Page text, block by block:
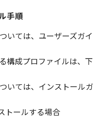
デート
店、並びにキヤノン
による「本ソフトウ
と、および「本ソフ
デート、バグの修正
とについて、いかな
ません。
手順
いては、ユーザーズガイ
構成プロファイルは、下
いては、インストールガ
トールする場合